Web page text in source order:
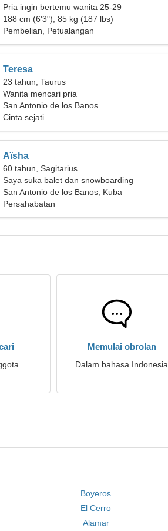
Pria ingin bertemu wanita 25-29
188 cm (6'3"), 85 kg (187 lbs)
Pembelian, Petualangan
Teresa
23 tahun, Taurus
Wanita mencari pria
San Antonio de los Banos
Cinta sejati
Aïsha
60 tahun, Sagitarius
Saya suka balet dan snowboarding
San Antonio de los Banos, Kuba
Persahabatan
Memulai obrolan
Dalam bahasa Indonesia
Boyeros
El Cerro
Alamar